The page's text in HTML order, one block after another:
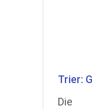
Trier:
Die